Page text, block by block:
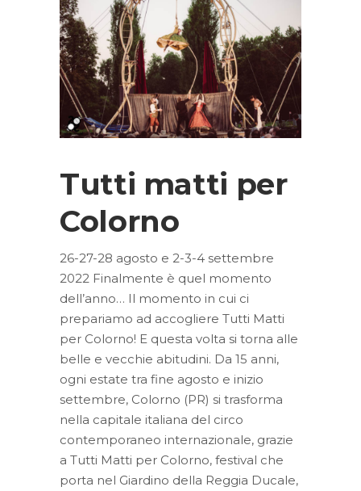
Tutti matti per
Colorno
26-27-28 agosto e 2-3-4 settembre
2022 Finalmente è quel momento
dell’anno… Il momento in cui ci
prepariamo ad accogliere Tutti Matti
per Colorno! E questa volta si torna alle
belle e vecchie abitudini. Da 15 anni,
ogni estate tra fine agosto e inizio
settembre, Colorno (PR) si trasforma
nella capitale italiana del circo
contemporaneo internazionale, grazie
a Tutti Matti per Colorno, festival che
porta nel Giardino della Reggia Ducale,